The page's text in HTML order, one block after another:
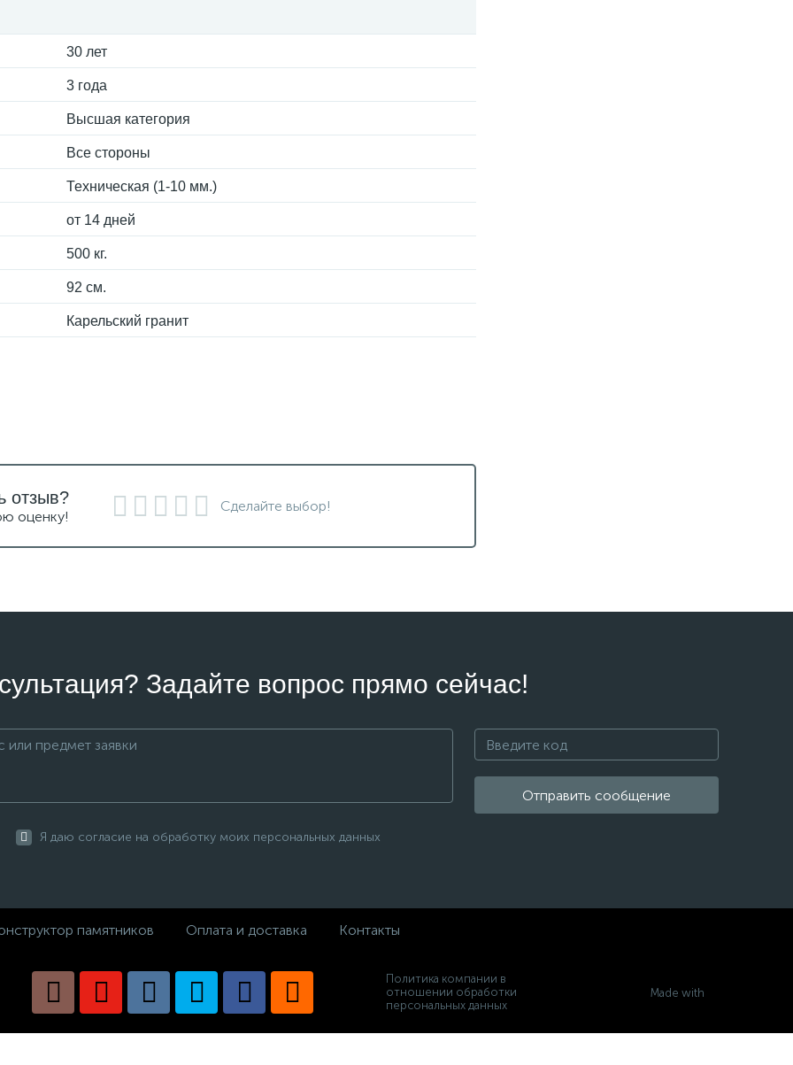
30 лет
3 года
Высшая категория
Все стороны
Техническая (1-10 мм.)
от 14 дней
500 кг.
92 см.
Карельский гранит
отзыв?
оценку!
Сделайте выбор!
Задайте вопрос прямо сейчас!
Отправить сообщение
Я даю согласие на обработку моих персональных данных
памятников Оплата и доставка Контакты
Политика компании в
отношении обработки
персональных данных
Made with